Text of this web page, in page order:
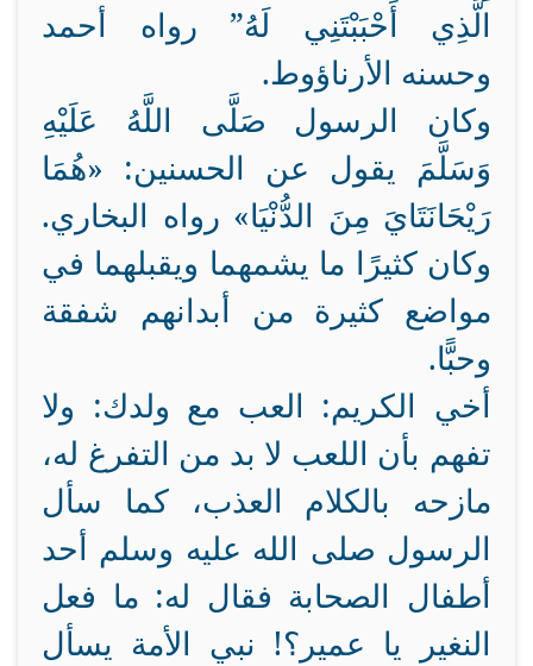
الَّذِي أَحْبَبْتَنِي لَهُ” رواه أحمد
وحسنه الأرناؤوط.
وكان الرسول صَلَّى اللَّهُ عَلَيْهِ
وَسَلَّمَ يقول عن الحسنين: «هُمَا
رَيْحَانَتَايَ مِنَ الدُّنْيَا» رواه البخاري.
وكان كثيرًا ما يشمهما ويقبلهما في
مواضع كثيرة من أبدانهم شفقة
وحبًّا.
أخي الكريم: العب مع ولدك: ولا
تفهم بأن اللعب لا بد من التفرغ له،
مازحه بالكلام العذب، كما سأل
الرسول صلى الله عليه وسلم أحد
أطفال الصحابة فقال له: ما فعل
النغير يا عمير؟! نبي الأمة يسأل